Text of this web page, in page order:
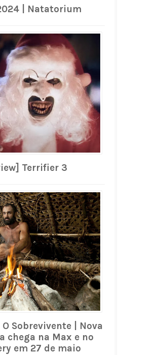
| Natatorium
Terrifier 3
Sobrevivente | Nova
chega na Max e no
em 27 de maio